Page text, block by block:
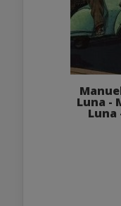
Luna -
Luna